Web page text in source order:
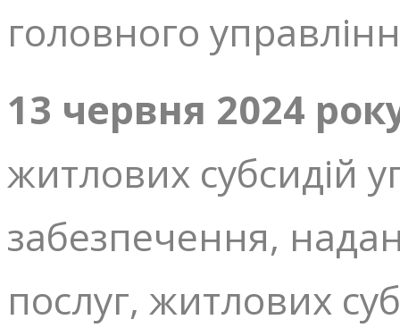
головного
13 червня 2024
житлових субсидій
забезпечення,
послуг, житлових